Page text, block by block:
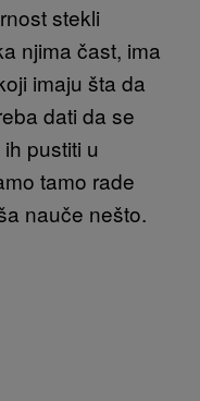
stekli
njima čast, ima
imaju šta da
dati da se
pustiti u
tamo rade
nauče nešto.